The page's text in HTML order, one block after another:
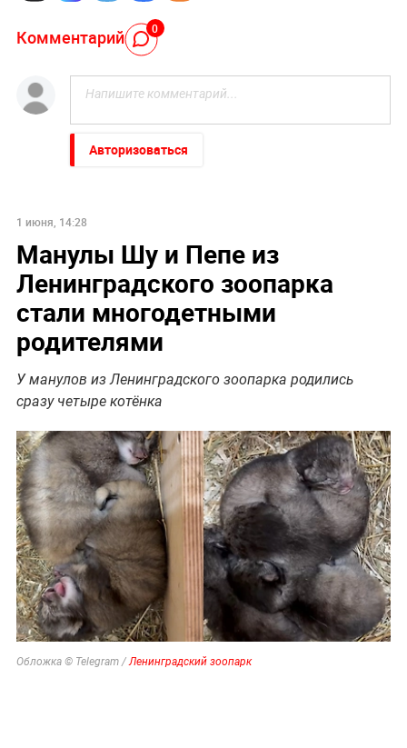
Комментарий 0
Авторизоваться
1 июня, 14:28
Манулы Шу и Пепе из
Ленинградского зоопарка
стали многодетными
родителями
У манулов из Ленинградского зоопарка родились
сразу четыре котёнка
Обложка © Telegram / Ленинградский зоопарк